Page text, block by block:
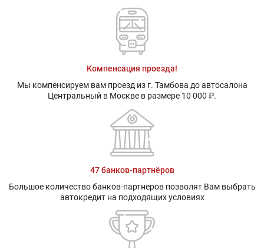
Компенсация проезда!
Мы компенсируем вам проезд из г. Тамбова до автосалона
Центральный в Москве в размере 10 000 ₽.
47 банков-партнёров
Большое количество банков-партнеров позволят Вам выбрать
автокредит на подходящих условиях